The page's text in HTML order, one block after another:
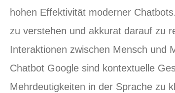
hohen Effektivität moderner
zu verstehen und akkurat darauf zu
Interaktionen zwischen Mensch und
Chatbot Google sind kontextuelle
Mehrdeutigkeiten in der Sprache zu